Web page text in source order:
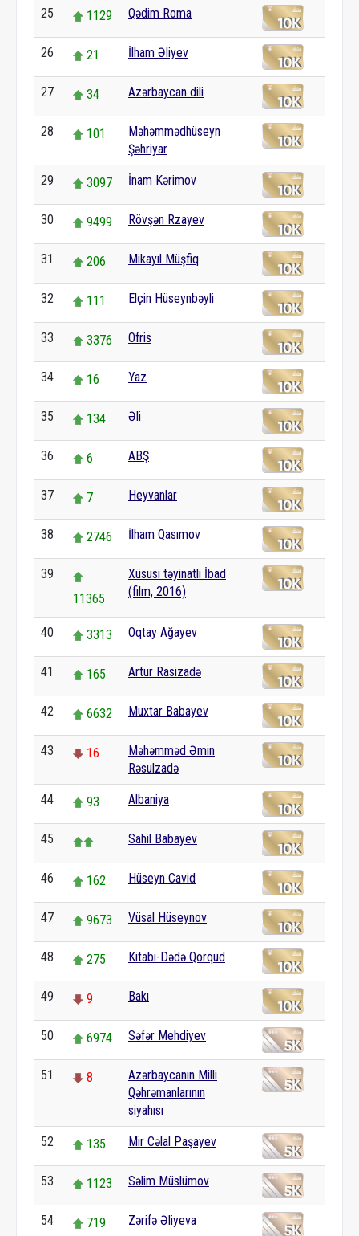
25 1129 Qədim Roma
26 21 İlham Əliyev
27 34 Azərbaycan dili
28 101
Məhəmmədhüseyn
Şəhriyar
29 3097 İnam Kərimov
30 9499 Rövşən Rzayev
31 206 Mikayıl Müşfiq
32 111 Elçin Hüseynbəyli
33 3376 Ofris
34 16 Yaz
35 134 Əli
36 6 ABŞ
37 7 Heyvanlar
38 2746 İlham Qasımov
39
11365
Xüsusi təyinatlı İbad
(film, 2016)
40 3313 Oqtay Ağayev
41 165 Artur Rasizadə
42 6632 Muxtar Babayev
43 16
Məhəmməd Əmin
Rəsulzadə
44 93 Albaniya
45 Sahil Babayev
46 162 Hüseyn Cavid
47 9673 Vüsal Hüseynov
48 275 Kitabi-Dədə Qorqud
49 9 Bakı
50 6974 Səfər Mehdiyev
51 8
Azərbaycanın Milli
Qəhrəmanlarının
siyahısı
52 135 Mir Cəlal Paşayev
53 1123 Səlim Müslümov
54 719 Zərifə Əliyeva